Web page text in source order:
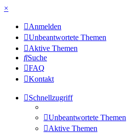
×
Anmelden
Unbeantwortete Themen
Aktive Themen
Suche
FAQ
Kontakt
Schnellzugriff
Unbeantwortete Themen
Aktive Themen